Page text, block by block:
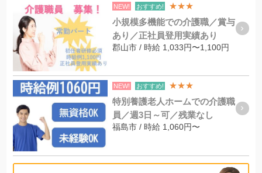
NEW! おすすめ! ★★★
小規模多機能での介護職／賞与
あり／正社員登用実績あり
郡山市 / 時給 1,033円〜1,100円
NEW! おすすめ! ★★★
特別養護老人ホームでの介護職
員／週3日～可／残業なし
福島市 / 時給 1,060円〜